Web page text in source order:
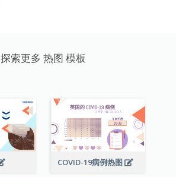
探索更多 热图 模板
COVID-19病例热图